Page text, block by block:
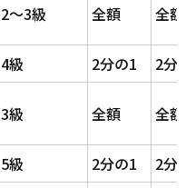
2～3級 全額 全額
4級 2分の1 2分
3級 全額 全額
5級 2分の1 2分